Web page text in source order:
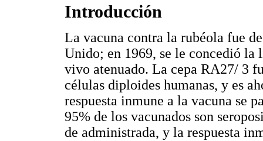
Introducción
La vacuna contra la rubéola fue
Unido; en 1969, se le concedió la
vivo atenuado. La cepa RA27/ 3
células diploides humanas, y es
respuesta inmune a la vacuna se
95% de los vacunados son
de administrada, y la respuesta